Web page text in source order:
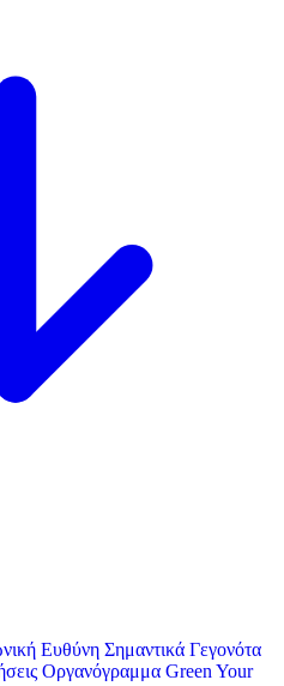
Ευθύνη Σημαντικά Γεγονότα
Οργανόγραμμα Green Your